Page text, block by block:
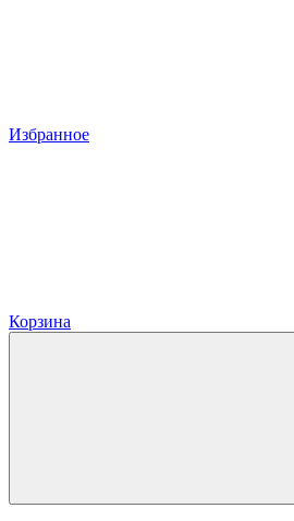
Избранное
Корзина